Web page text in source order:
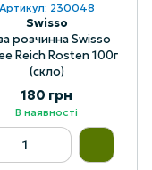
Артикул: 230048
Swisso
розчинна Swisso
Reich Rosten 100г
(скло)
180 грн
В наявності